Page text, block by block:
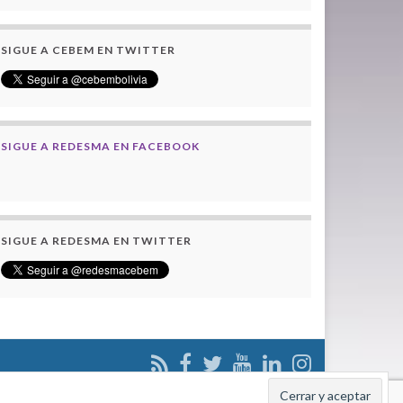
SIGUE A CEBEM EN TWITTER
SIGUE A REDESMA EN FACEBOOK
SIGUE A REDESMA EN TWITTER